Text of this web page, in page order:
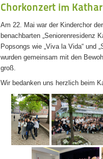
Chorkonzert im
Am 22. Mai war der Kinderchor
benachbarten „Seniorenresidenz
Popsongs wie „Viva la Vida“ und
wurden gemeinsam mit den
groß.
Wir bedanken uns herzlich beim